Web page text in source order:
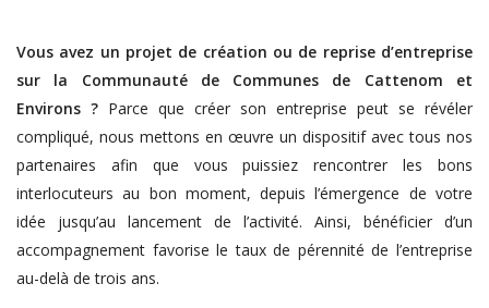
Vous avez un projet de création ou de reprise d’entreprise
sur la Communauté de Communes de Cattenom et
Environs ? Parce que créer son entreprise peut se révéler
compliqué, nous mettons en œuvre un dispositif avec tous nos
partenaires afin que vous puissiez rencontrer les bons
interlocuteurs au bon moment, depuis l’émergence de votre
idée jusqu’au lancement de l’activité. Ainsi, bénéficier d’un
accompagnement favorise le taux de pérennité de l’entreprise
au-delà de trois ans.